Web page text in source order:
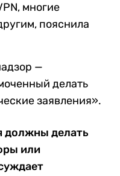
многие
пояснила
—
делать
заявления».
должны делать
или